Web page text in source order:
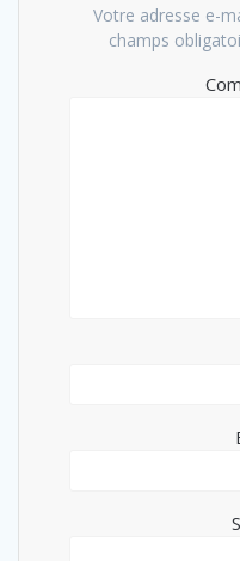
Votre adresse e-
champs